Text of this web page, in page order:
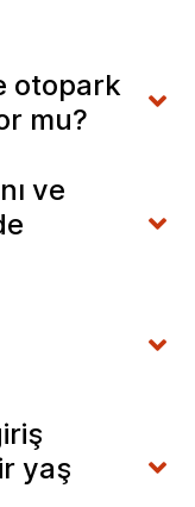
otopark
mu?
ve
yaş